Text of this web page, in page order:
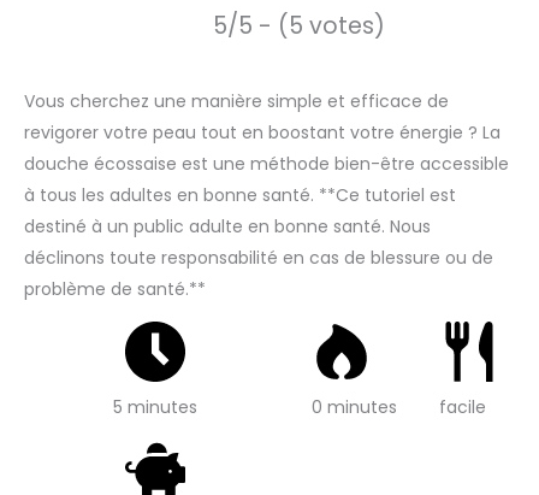
5/5 - (5 votes)
Vous cherchez une manière simple et efficace de
revigorer votre peau tout en boostant votre énergie ? La
douche écossaise est une méthode bien-être accessible
à tous les adultes en bonne santé. **Ce tutoriel est
destiné à un public adulte en bonne santé. Nous
déclinons toute responsabilité en cas de blessure ou de
problème de santé.**
5 minutes 0 minutes facile